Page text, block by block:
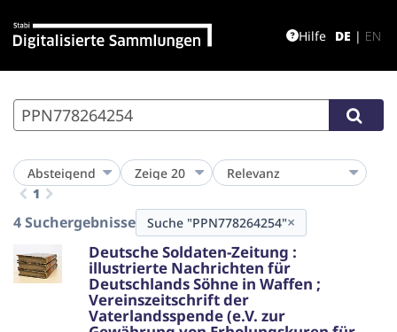
DE | EN
Hilfe
1
4 Suchergebnisse Suche "PPN778264254"×
Deutsche Soldaten-Zeitung :
illustrierte Nachrichten für
Deutschlands Söhne in Waffen ;
Vereinszeitschrift der
Vaterlandsspende (e.V. zur